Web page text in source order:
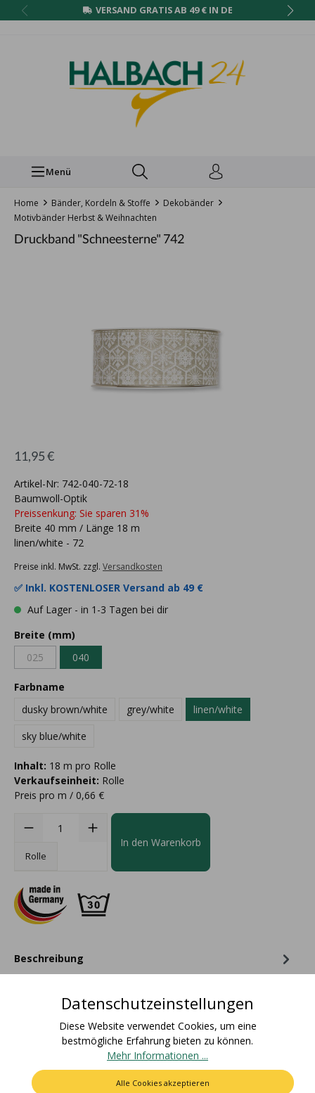
VERSAND GRATIS AB 49 € IN DE
Menü
Home Bänder, Kordeln & Stoffe
Dekobänder
Motivbänder Herbst & Weihnachten
Druckband "Schneesterne" 742
11,95 €
Artikel-Nr: 742-040-72-18
Baumwoll-Optik
Preissenkung: Sie sparen 31%
Breite 40 mm / Länge 18 m
linen/white - 72
Preise inkl. MwSt. zzgl. Versandkosten
✅ Inkl. KOSTENLOSER Versand ab 49 €
Auf Lager - in 1-3 Tagen bei dir
Breite (mm)
025
040
Farbname
dusky brown/white
grey/white
linen/white
sky blue/white
Inhalt: 18 m pro Rolle
Verkaufseinheit: Rolle
Preis pro m / 0,66 €
Rolle
In den Warenkorb
Beschreibung
4015275792389Nettogewic…Mehr
Bewertungen
Datenschutzeinstellungen
Diese Website verwendet Cookies, um eine
bestmögliche Erfahrung bieten zu können.
Mehr Informationen ...
Alle Cookies akzeptieren